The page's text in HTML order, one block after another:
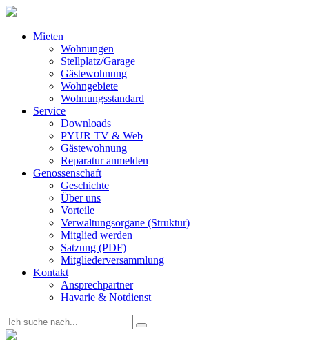
Mieten
Wohnungen
Stellplatz/Garage
Gästewohnung
Wohngebiete
Wohnungsstandard
Service
Downloads
PYUR TV & Web
Gästewohnung
Reparatur anmelden
Genossenschaft
Geschichte
Über uns
Vorteile
Verwaltungsorgane (Struktur)
Mitglied werden
Satzung (PDF)
Mitgliederversammlung
Kontakt
Ansprechpartner
Havarie & Notdienst